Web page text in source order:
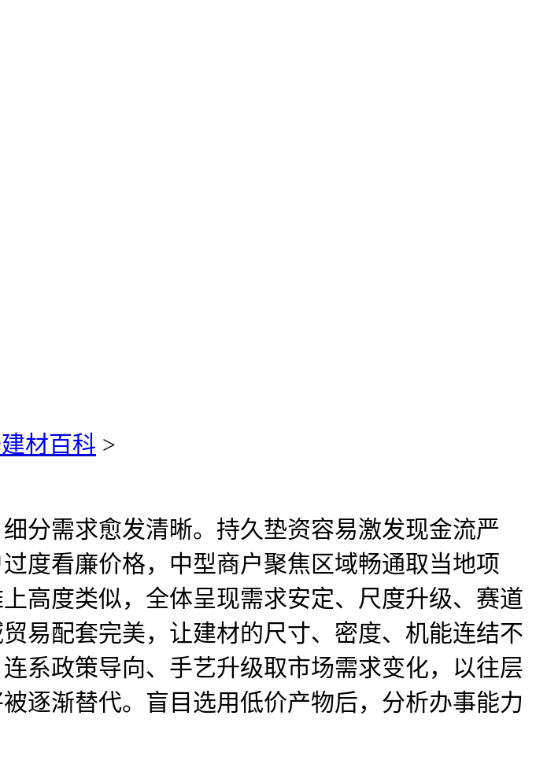
材百科 >
需求愈发清晰。持久垫资容易激发现金流严
度看廉价格，中型商户聚焦区域畅通取当地项
高度类似，全体呈现需求安定、尺度升级、赛道
易配套完美，让建材的尺寸、密度、机能连结不
系政策导向、手艺升级取市场需求变化，以往层
逐渐替代。盲目选用低价产物后，分析办事能力